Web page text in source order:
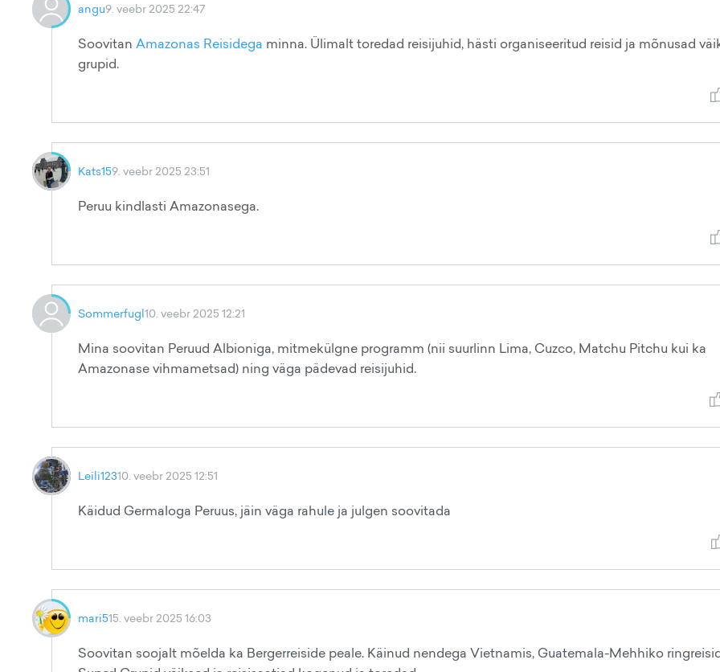
angu9. veebr 2025 22:47
Soovitan Amazonas Reisidega minna. Ülimalt toredad reisijuhid, hästi organiseeritud reisid ja mõnusad
grupid.
Kats159. veebr 2025 23:51
Peruu kindlasti Amazonasega.
Sommerfugl10. veebr 2025 12:21
Mina soovitan Peruud Albioniga, mitmekülgne programm (nii suurlinn Lima, Cuzco, Matchu Pitchu kui ka
Amazonase vihmametsad) ning väga pädevad reisijuhid.
Leili12310. veebr 2025 12:51
Käidud Germaloga Peruus, jäin väga rahule ja julgen soovitada
mari515. veebr 2025 16:03
Soovitan soojalt mõelda ka Bergerreiside peale. Käinud nendega Vietnamis, Guatemala-Mehhiko